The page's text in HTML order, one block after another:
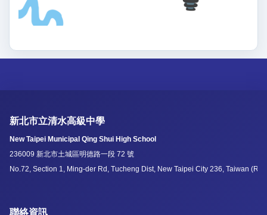
新北市立清水高級中學
New Taipei Municipal Qing Shui High School
236009 新北市土城區明德路一段 72 號
No.72, Section 1, Ming-der Rd, Tucheng Dist, New Taipei City 236, Taiwan
聯絡資訊